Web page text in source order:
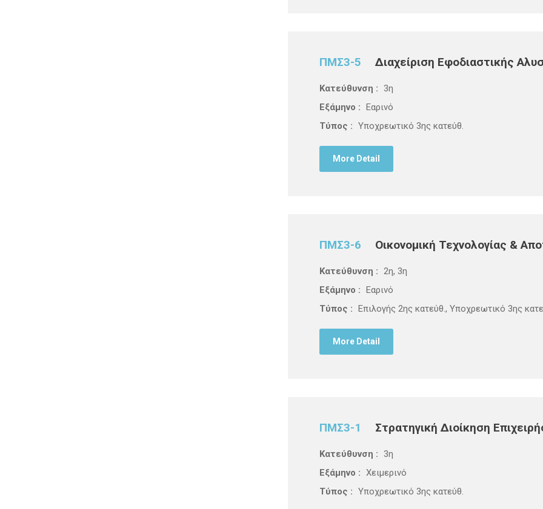
ΠΜΣ3-5 Διαχείριση Εφοδιαστικής
Κατεύθυνση : 3η
Εξάμηνο : Εαρινό
Τύπος : Υποχρεωτικό 3ης κατεύθ.
More Detail
ΠΜΣ3-6 Οικονομική Τεχνολογίας &
Κατεύθυνση : 2η, 3η
Εξάμηνο : Εαρινό
Τύπος : Επιλογής 2ης κατεύθ., Υποχρεωτικό 3ης
More Detail
ΠΜΣ3-1 Στρατηγική Διοίκηση
Κατεύθυνση : 3η
Εξάμηνο : Χειμερινό
Τύπος : Υποχρεωτικό 3ης κατεύθ.